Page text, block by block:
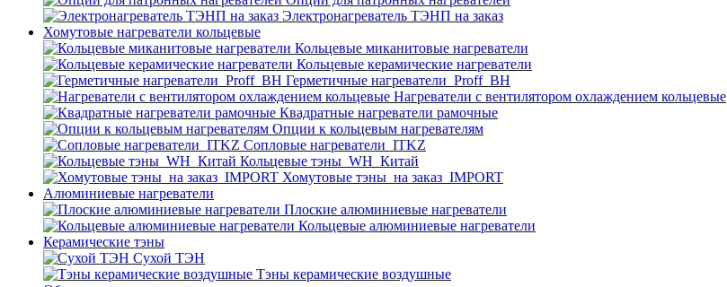
Электронагреватель ТЭНП на заказ
Хомутовые нагреватели кольцевые
Кольцевые миканитовые нагреватели
Кольцевые керамические нагреватели
Герметичные нагреватели_Proff_BH
Нагреватели с вентилятором охлаждением кольцевые
Квадратные нагреватели рамочные
Опции к кольцевым нагревателям
Cопловые нагреватели_ITKZ
Кольцевые тэны_WH_Китай
Хомутовые тэны_на заказ_IMPORT
Алюминиевые нагреватели
Плоские алюминиевые нагреватели
Кольцевые алюминиевые нагреватели
Керамические тэны
Сухой ТЭН
Тэны керамические воздушные